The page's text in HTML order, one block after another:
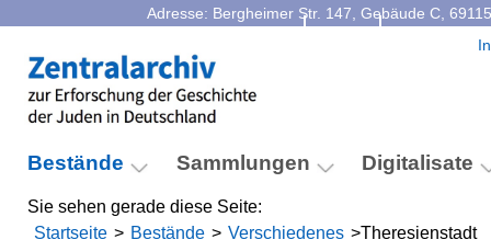
Adresse: Bergheimer Str. 147, Gebäude C,
Bestände Sammlungen Digitalisate
Sie sehen gerade diese Seite:
Startseite > Bestände > Verschiedenes >Theresienstadt